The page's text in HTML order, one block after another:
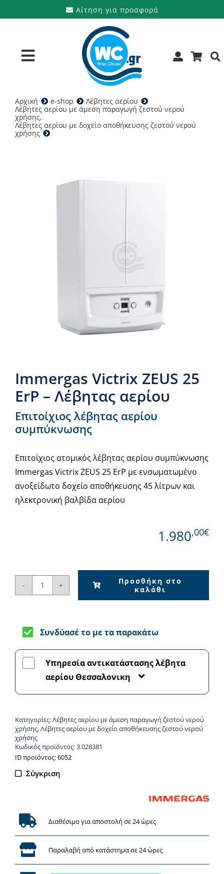
στο
Αίτηση για προσφορά
Toggle
Navigation
Προϊόντα
Υπηρεσίες
Αρχική e-shop
Λέβητες αερίου
Λέβητες αερίου με άμεση παραγωγή ζεστού νερού
χρήσης
Λέβητες αερίου με δοχείο αποθήκευσης ζεστού νερού
χρήσης
Immergas Victrix ZEUS 25
ErP – Λέβητας αερίου
Επιτοίχιος λέβητας αερίου
συμπύκνωσης
Επιτοίχιος ατομικός λέβητας αερίου συμπύκνωσης
Immergas Victrix ZEUS 25 ErP με ενσωματωμένο
ανοξείδωτο δοχείο αποθήκευσης 45 λίτρων και
ηλεκτρονική βαλβίδα αερίου
1.980,00€
Immergas
25
Λέβητας
αερίου
Προσθήκη στο
καλάθι
Συνδύασέ το με τα παρακάτω
Υπηρεσία αντικατάστασης λέβητα
αερίου Θεσσαλονικη
Κατηγορίες:Λέβητες αερίου με άμεση παραγωγή ζεστού νερού
χρήσης,Λέβητες αερίου με δοχείο αποθήκευσης ζεστού νερού
χρήσης
Κωδικός προϊόντος:3.028381
ΙD προϊόντος: 6052
Σύγκριση
Διαθέσιμο για αποστολή σε 24 ώρες
Παραλαβή από κατάστημα σε 24 ώρες